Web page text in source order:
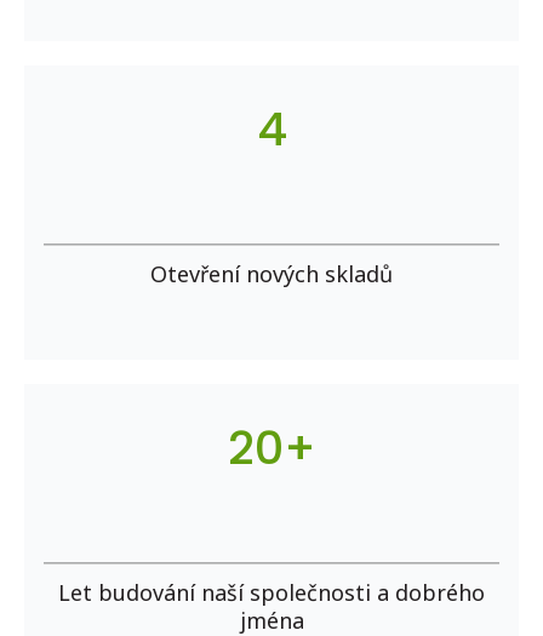
4
Otevření nových skladů
20+
Let budování naší společnosti a dobrého
jména